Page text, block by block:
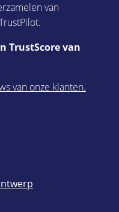
van
TrustScore van
van onze klanten.